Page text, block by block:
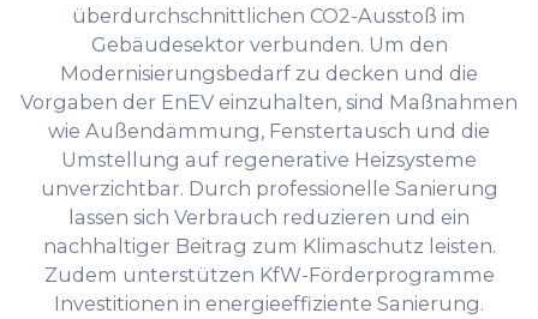
überdurchschnittlichen CO2-Ausstoß im
Gebäudesektor verbunden. Um den
Modernisierungsbedarf zu decken und die
Vorgaben der EnEV einzuhalten, sind Maßnahmen
wie Außendämmung, Fenstertausch und die
Umstellung auf regenerative Heizsysteme
unverzichtbar. Durch professionelle Sanierung
lassen sich Verbrauch reduzieren und ein
nachhaltiger Beitrag zum Klimaschutz leisten.
Zudem unterstützen KfW-Förderprogramme
Investitionen in energieeffiziente Sanierung.